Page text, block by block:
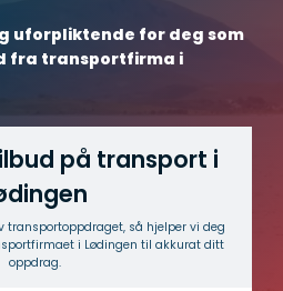
uforpliktende for deg som
fra transportfirma i
på transport i
transport­oppdraget, så hjelper vi deg
i Lødingen til akkurat ditt
oppdrag.